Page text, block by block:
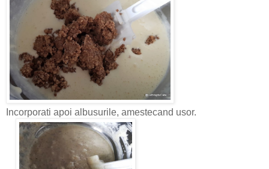
Incorporati apoi albusurile, amestecand usor.